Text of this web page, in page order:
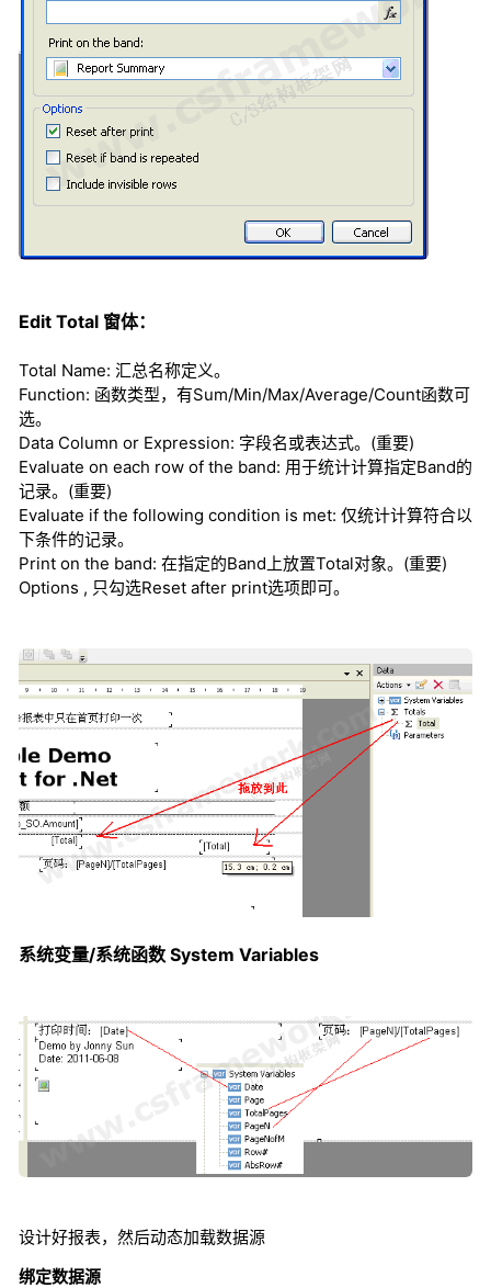
Edit Total 窗体：
Total Name: 汇总名称定义。
Function: 函数类型，有Sum/Min/Max/Average/Count函数可
选。
Data Column or Expression: 字段名或表达式。(重要)
Evaluate on each row of the band: 用于统计计算指定Band的
记录。(重要)
Evaluate if the following condition is met: 仅统计计算符合以
下条件的记录。
Print on the band: 在指定的Band上放置Total对象。(重要)
Options , 只勾选Reset after print选项即可。
系统变量/系统函数 System Variables
设计好报表，然后动态加载数据源
绑定数据源